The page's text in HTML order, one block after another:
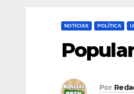
NOTICIAS POLÍTICA
Por